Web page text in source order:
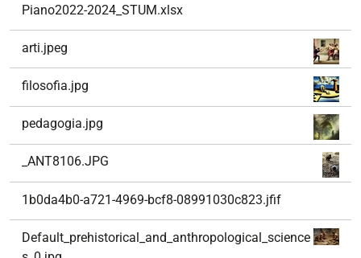
Piano2022-2024_STUM.xlsx
arti.jpeg
filosofia.jpg
pedagogia.jpg
_ANT8106.JPG
1b0da4b0-a721-4969-bcf8-08991030c823.jfif
Default_prehistorical_and_anthropological_science